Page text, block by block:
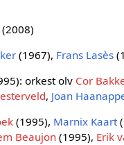
(2008)
(1967), Frans Lasès
orkest olv Cor
, Joan
(1995), Marnix Kaart
Beaujon (1995), Erik